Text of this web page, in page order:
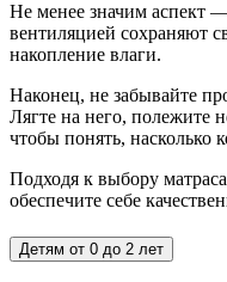
Не менее значим аспект
вентиляцией сохраняют
накопление влаги.
Наконец, не забывайте
Лягте на него, полежите
чтобы понять, насколько
Подходя к выбору
обеспечите себе
Детям от 0 до 2 лет